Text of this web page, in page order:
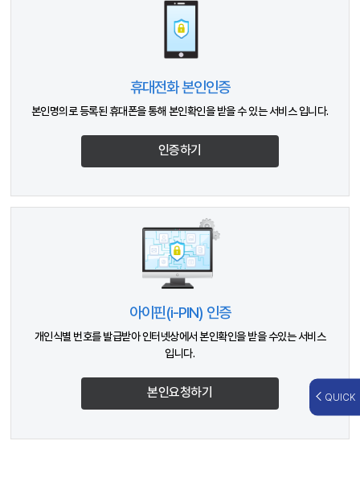
휴대전화 본인인증
본인명의로 등록된 휴대폰을 통해 본인확인을 받을 수 있는 서비스 입니다.
인증하기
아이핀(i-PIN) 인증
개인식별 번호를 발급받아 인터넷상에서 본인확인을 받을 수있는 서비스
입니다.
본인요청하기 QUICK